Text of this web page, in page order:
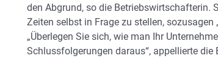
den Abgrund, so die Betriebswirtschafterin.
Zeiten selbst in Frage zu stellen, sozusagen
„Überlegen Sie sich, wie man Ihr
Schlussfolgerungen daraus“, appellierte die